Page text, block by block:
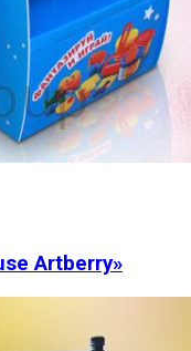
Artberry»